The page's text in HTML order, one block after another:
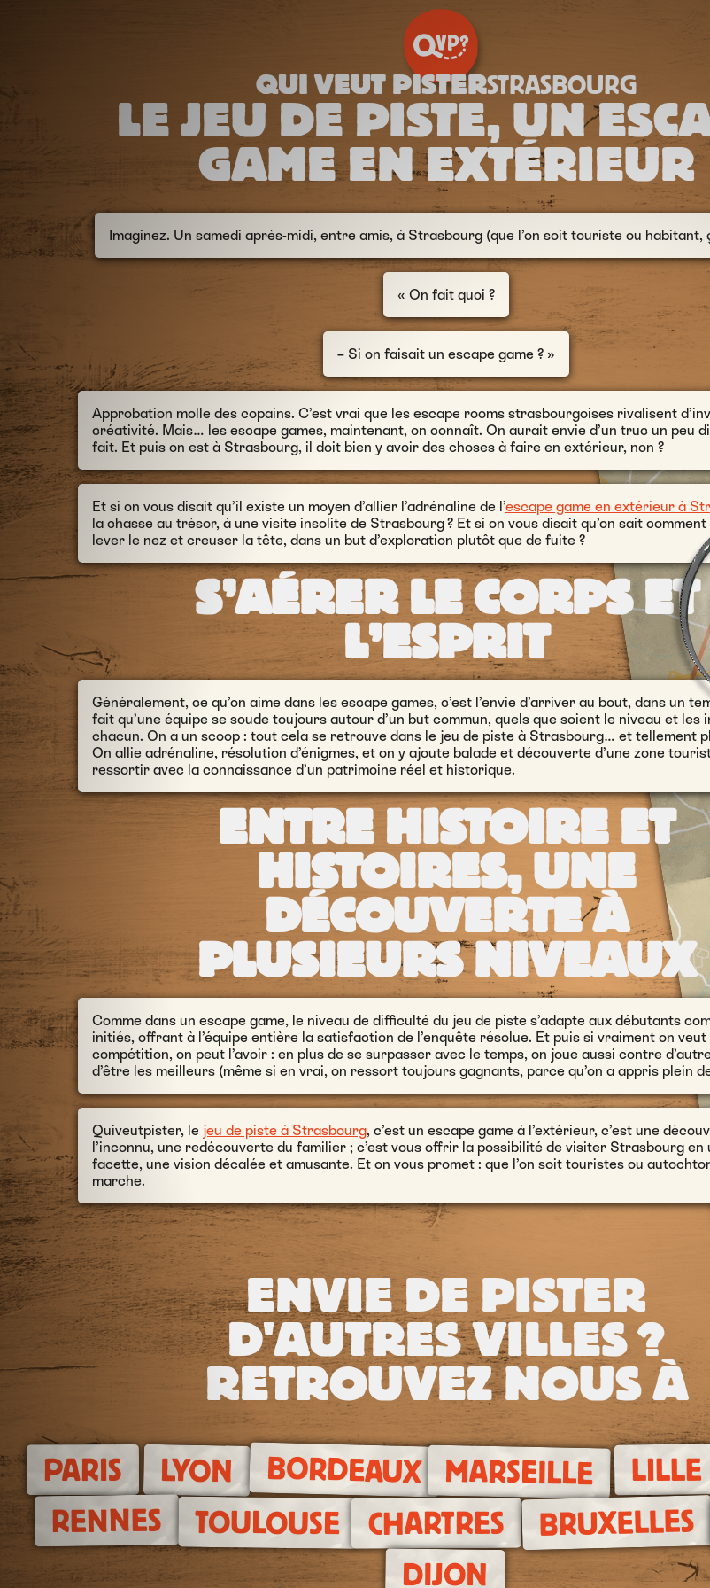
QUI VEUT PISTERSTRASBOURG
LE JEU DE PISTE, UN
GAME EN EXTÉRIEUR
Imaginez. Un samedi après-midi, entre amis, à Strasbourg (que l’on soit touriste ou habitant,
« On fait quoi ?
– Si on faisait un escape game ? »
Approbation molle des copains. C’est vrai que les escape rooms strasbourgoises rivalisent
créativité. Mais… les escape games, maintenant, on connaît. On aurait envie d’un truc un peu
fait. Et puis on est à Strasbourg, il doit bien y avoir des choses à faire en extérieur, non ?
Et si on vous disait qu’il existe un moyen d’allier l’adrénaline de l’escape game en extérieur à
la chasse au trésor, à une visite insolite de Strasbourg ? Et si on vous disait qu’on sait
lever le nez et creuser la tête, dans un but d’exploration plutôt que de fuite ?
S’AÉRER LE CORPS ET
L’ESPRIT
Généralement, ce qu’on aime dans les escape games, c’est l’envie d’arriver au bout, dans un
fait qu’une équipe se soude toujours autour d’un but commun, quels que soient le niveau et les
chacun. On a un scoop : tout cela se retrouve dans le jeu de piste à Strasbourg… et tellement
On allie adrénaline, résolution d’énigmes, et on y ajoute balade et découverte d’une zone
ressortir avec la connaissance d’un patrimoine réel et historique.
ENTRE HISTOIRE ET
HISTOIRES, UNE
DÉCOUVERTE À
PLUSIEURS NIVEAUX
Comme dans un escape game, le niveau de difficulté du jeu de piste s’adapte aux débutants
initiés, offrant à l’équipe entière la satisfaction de l’enquête résolue. Et puis si vraiment on veut
compétition, on peut l’avoir : en plus de se surpasser avec le temps, on joue aussi contre
d’être les meilleurs (même si en vrai, on ressort toujours gagnants, parce qu’on a appris plein
Quiveutpister, le jeu de piste à Strasbourg, c’est un escape game à l’extérieur, c’est une
l’inconnu, une redécouverte du familier ; c’est vous offrir la possibilité de visiter Strasbourg en
facette, une vision décalée et amusante. Et on vous promet : que l’on soit touristes ou
marche.
ENVIE DE PISTER
D'AUTRES VILLES ?
RETROUVEZ NOUS À
PARIS LYON BORDEAUX MARSEILLE LILLE
RENNES TOULOUSE CHARTRES BRUXELLES
DIJON